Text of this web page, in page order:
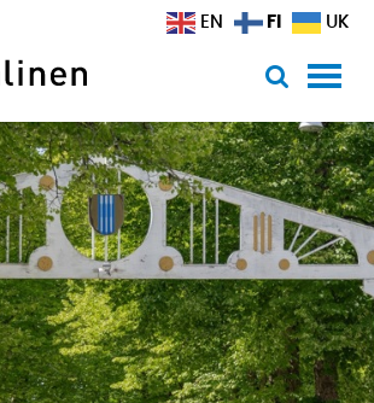
EN FI UK